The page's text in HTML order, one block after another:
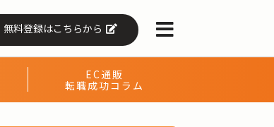
無料登録はこちらから
EC通販
転職成功コラム